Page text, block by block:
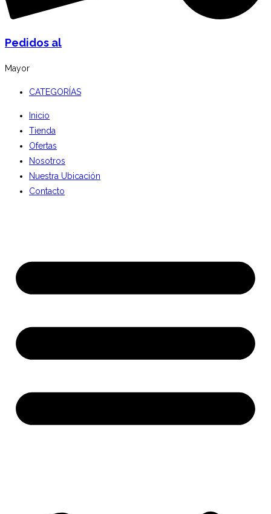
Pedidos al
Mayor
CATEGORÍAS
Inicio
Tienda
Ofertas
Nosotros
Nuestra Ubicación
Contacto